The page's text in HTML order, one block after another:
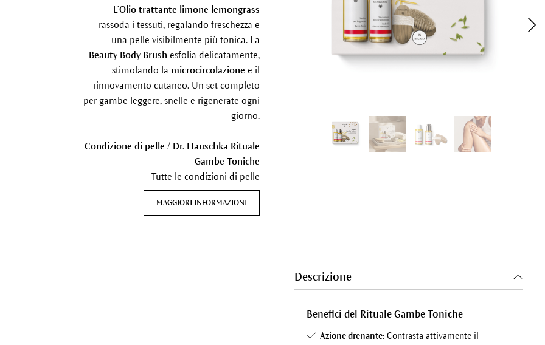
L’Olio trattante limone lemongrass
rassoda i tessuti, regalando freschezza e
una pelle visibilmente più tonica. La
Beauty Body Brush esfolia delicatamente,
stimolando la microcircolazione e il
rinnovamento cutaneo. Un set completo
per gambe leggere, snelle e rigenerate ogni
giorno.
Condizione di pelle / Dr. Hauschka Rituale
Gambe Toniche
Tutte le condizioni di pelle
MAGGIORI INFORMAZIONI
Descrizione
Benefici del Rituale Gambe Toniche
Azione drenante:Contrasta attivamente il